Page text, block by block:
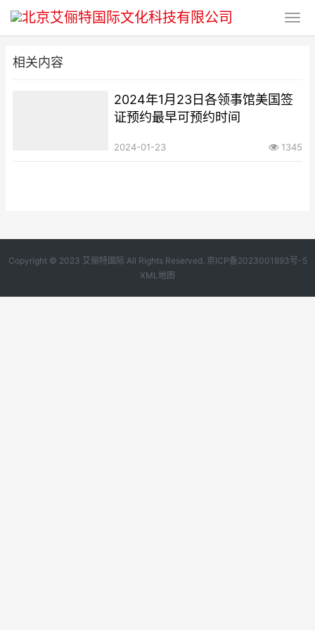
相关内容
2024年1月23日各领事馆美国签
证预约最早可预约时间
2024-01-23 1345
Copyright © 2023 艾俪特国际 All Rights Reserved. 京ICP备2023001893号-5
XML地图